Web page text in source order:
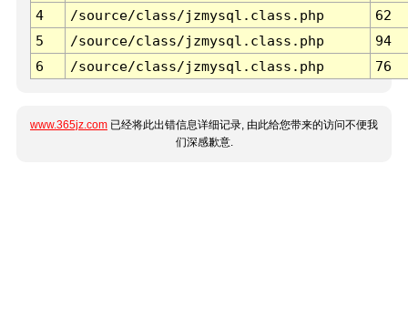
4
/source/class/jzmysql.class.php
62
5
/source/class/jzmysql.class.php
94
6
/source/class/jzmysql.class.php 76
www.365jz.com 已经将此出错信息详细记录, 由此给您带来的访问不便我
们深感歉意.